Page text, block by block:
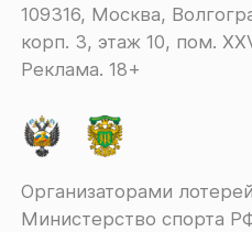
109316, Москва,
корп. 3, этаж 10, пом.
Реклама. 18+
Организаторами
Министерство спорта